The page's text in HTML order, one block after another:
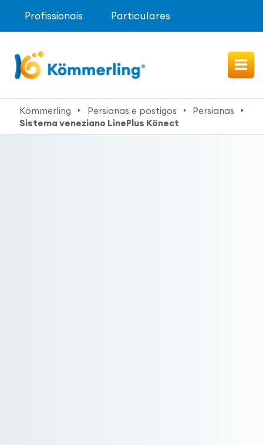
Profissionais Particulares
Kömmerling Persianas e postigos
Persianas
Sistema veneziano LinePlus Könect